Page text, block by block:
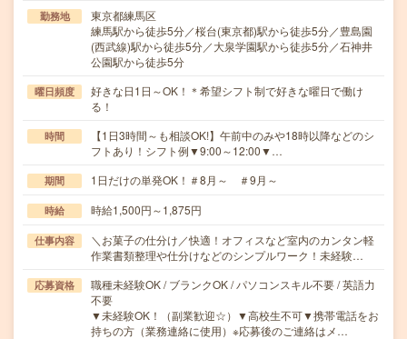
勤務地
東京都練馬区
練馬駅から徒歩5分／桜台(東京都)駅から徒歩5分／豊島園
(西武線)駅から徒歩5分／大泉学園駅から徒歩5分／石神井
公園駅から徒歩5分
曜日頻度
好きな日1日～OK！＊希望シフト制で好きな曜日で働け
る！
時間
【1日3時間～も相談OK!】午前中のみや18時以降などのシ
フトあり！シフト例▼9:00～12:00▼…
期間 1日だけの単発OK！＃8月～ ＃9月～
時給 時給1,500円～1,875円
仕事内容
＼お菓子の仕分け／快適！オフィスなど室内のカンタン軽
作業書類整理や仕分けなどのシンプルワーク！未経験…
応募資格
職種未経験OK / ブランクOK / パソコンスキル不要 / 英語力
不要
▼未経験OK！（副業歓迎☆）▼高校生不可▼携帯電話をお
持ちの方（業務連絡に使用）※応募後のご連絡はメ…